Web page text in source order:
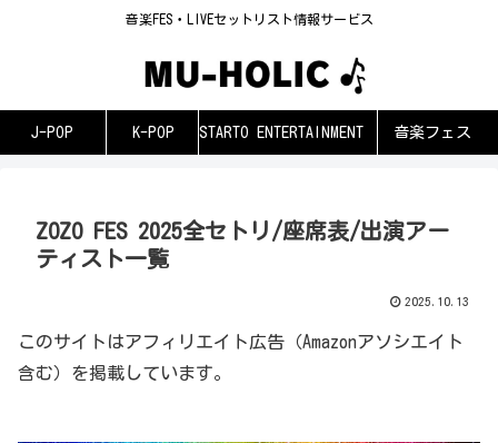
音楽FES・LIVEセットリスト情報サービス
J-POP K-POP STARTO ENTERTAINMENT 音楽フェス
ZOZO FES 2025全セトリ/座席表/出演アー
ティスト一覧
2025.10.13
このサイトはアフィリエイト広告（Amazonアソシエイト
含む）を掲載しています。